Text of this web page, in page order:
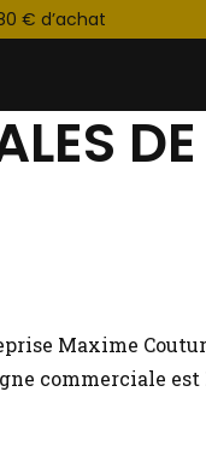
€ d’achat
Maxime
commerciale est